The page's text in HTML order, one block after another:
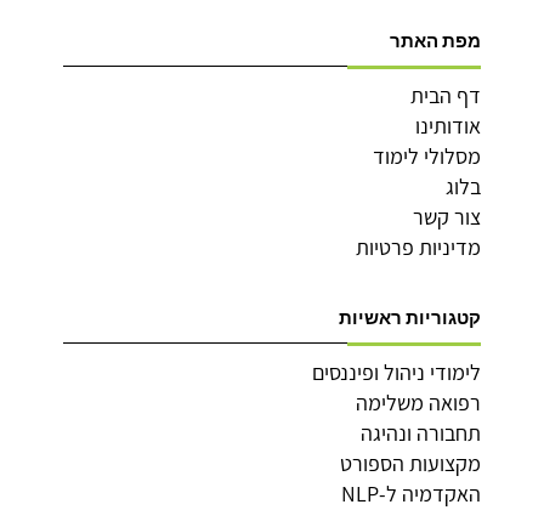
מפת האתר
דף הבית
אודותינו
מסלולי לימוד
בלוג
צור קשר
מדיניות פרטיות
קטגוריות ראשיות
לימודי ניהול ופיננסים
רפואה משלימה
תחבורה ונהיגה
מקצועות הספורט
האקדמיה ל-NLP